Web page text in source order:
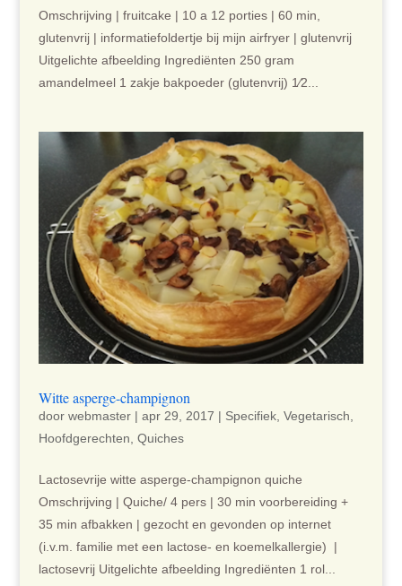
Omschrijving | fruitcake | 10 a 12 porties | 60 min,
glutenvrij | informatiefoldertje bij mijn airfryer | glutenvrij
Uitgelichte afbeelding Ingrediënten 250 gram
amandelmeel 1 zakje bakpoeder (glutenvrij) 1⁄2...
Witte asperge-champignon
door webmaster| apr 29, 2017 | Specifiek, Vegetarisch
Hoofdgerechten Quiches
Lactosevrije witte asperge-champignon quiche
Omschrijving | Quiche/ 4 pers | 30 min voorbereiding +
35 min afbakken | gezocht en gevonden op internet
(i.v.m. familie met een lactose- en koemelkallergie) |
lactosevrij Uitgelichte afbeelding Ingrediënten 1 rol...